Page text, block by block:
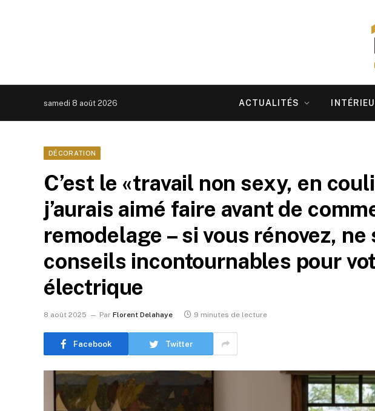
samedi 8 août 2026 ACTUALITÉS
DÉCORATION
C’est le «travail non sexy, en
j’aurais aimé faire avant de
remodelage – si vous rénovez, ne
conseils incontournables pour
électrique
8 août 2025 Par Florent Delahaye 9 minutes de lecture
Facebook Twitter